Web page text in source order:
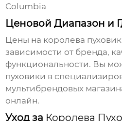
Columbia
Ценовой Диапазон и
Цены на королева
зависимости от бренда,
функциональности. Вы
пуховики в
мультибрендовых
онлайн.
Уход за Королева